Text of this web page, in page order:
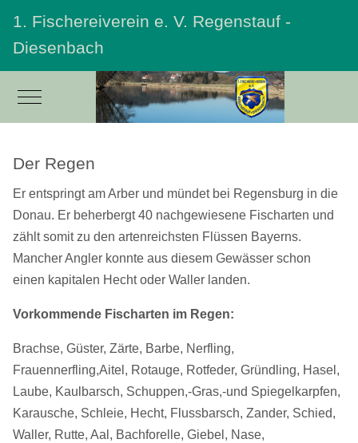
1. Fischereiverein e. V. Regenstauf -
Diesenbach
Mobile Menu Toggle
Der Regen
Er entspringt am Arber und mündet bei Regensburg in die
Donau. Er beherbergt 40 nachgewiesene Fischarten und
zählt somit zu den artenreichsten Flüssen Bayerns.
Mancher Angler konnte aus diesem Gewässer schon
einen kapitalen Hecht oder Waller landen.
Vorkommende Fischarten im Regen:
Brachse, Güster, Zärte, Barbe, Nerfling,
Frauennerfling,Aitel, Rotauge, Rotfeder, Gründling, Hasel,
Laube, Kaulbarsch, Schuppen,-Gras,-und Spiegelkarpfen,
Karausche, Schleie, Hecht, Flussbarsch, Zander, Schied,
Waller, Rutte, Aal, Bachforelle, Giebel, Nase,